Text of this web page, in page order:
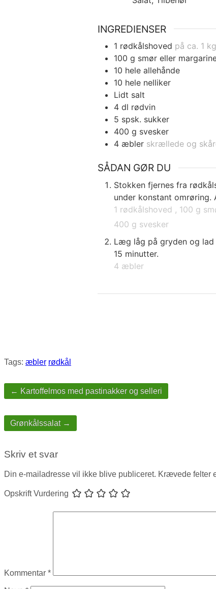
INGREDIENSER
1 rødkålshoved på ca. 1
100 g smør eller
10 hele allehånde
10 hele nelliker
Lidt salt
4 dl rødvin
5 spsk. sukker
400 g svesker
4 æbler skrællede og
SÅDAN GØR DU
Stokken fjernes fra
under konstant omrøring.
1 rødkålshoved , 100 g
400 g svesker
Læg låg på gryden og
15 minutter.
4 æbler
Tags: æbler rødkål
navigation
← Kartoffelmos med pastinakker og selleri
Grønkålssalat →
Skriv et svar
Din e-mailadresse vil ikke blive publiceret. Krævede felter
Opskrift Vurdering
Kommentar *